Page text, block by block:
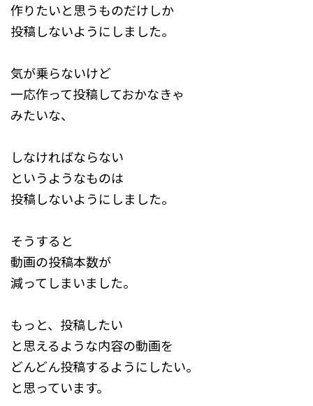
作りたいと思うものだけしか
投稿しないようにしました。
気が乗らないけど
一応作って投稿しておかなきゃ
みたいな、
しなければならない
というようなものは
投稿しないようにしました。
そうすると
動画の投稿本数が
減ってしまいました。
もっと、投稿したい
と思えるような内容の動画を
どんどん投稿するようにしたい。
​と思っています。